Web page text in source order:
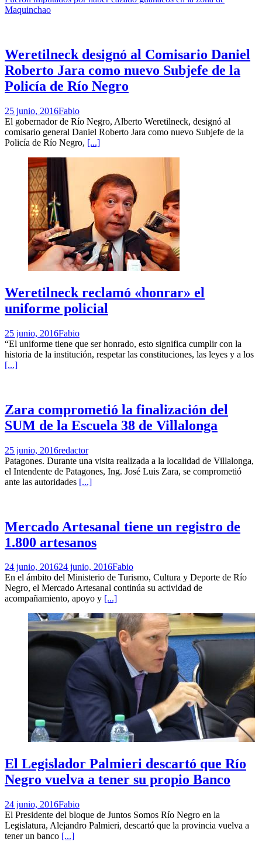
Maquinchao
Weretilneck designó al Comisario Daniel
Roberto Jara como nuevo Subjefe de la
Policía de Río Negro
25 junio, 2016Fabio
El gobernador de Río Negro, Alberto Weretilneck, designó al
comisario general Daniel Roberto Jara como nuevo Subjefe de la
Policía de Río Negro, [...]
Weretilneck reclamó «honrar» el
uniforme policial
25 junio, 2016Fabio
“El uniforme tiene que ser honrado, esto significa cumplir con la
historia de la institución, respetar las constituciones, las leyes y a los
[...]
Zara comprometió la finalización del
SUM de la Escuela 38 de Villalonga
25 junio, 2016redactor
Patagones. Durante una visita realizada a la localidad de Villalonga,
el Intendente de Patagones, Ing. José Luis Zara, se comprometió
ante las autoridades [...]
Mercado Artesanal tiene un registro de
1.800 artesanos
24 junio, 201624 junio, 2016Fabio
En el ámbito del Ministerio de Turismo, Cultura y Deporte de Río
Negro, el Mercado Artesanal continúa su actividad de
acompañamiento, apoyo y [...]
El Legislador Palmieri descartó que Río
Negro vuelva a tener su propio Banco
24 junio, 2016Fabio
El Presidente del bloque de Juntos Somos Río Negro en la
Legislatura, Alejandro Palmieri, descartó que la provincia vuelva a
tener un banco [...]